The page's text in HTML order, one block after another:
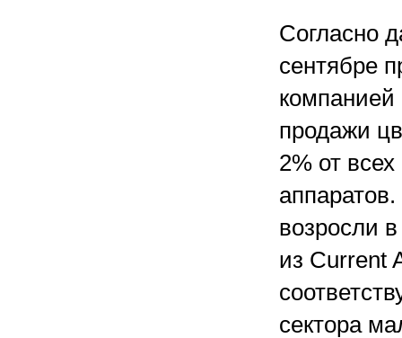
Согласно
сентябре
компанией
продажи
2% от
возросли
из Current
сектора